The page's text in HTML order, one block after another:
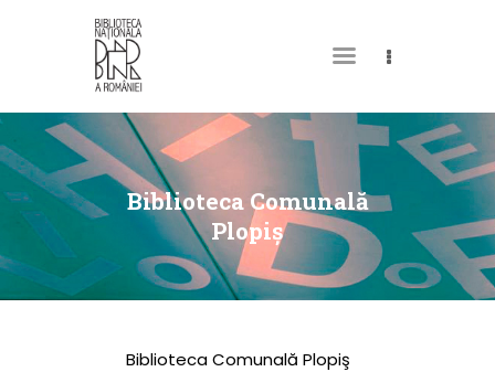
Biblioteca Comunală
Plopiş
DESPRE NOI
PERMISUL MEU DE
BIBLIOTECĂ
CATALOAGE ȘI
COLECȚII
Biblioteca Comunală Plopiş